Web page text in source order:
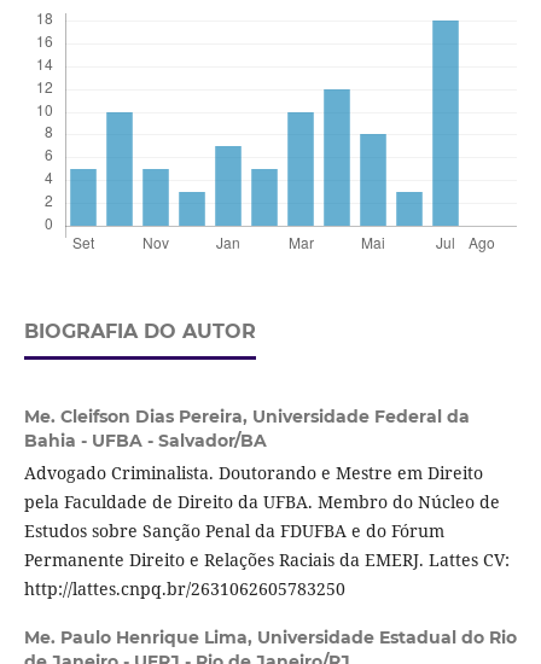
BIOGRAFIA DO AUTOR
Me. Cleifson Dias Pereira, Universidade Federal da
Bahia - UFBA - Salvador/BA
Advogado Criminalista. Doutorando e Mestre em Direito
pela Faculdade de Direito da UFBA. Membro do Núcleo de
Estudos sobre Sanção Penal da FDUFBA e do Fórum
Permanente Direito e Relações Raciais da EMERJ. Lattes CV:
http://lattes.cnpq.br/2631062605783250
Me. Paulo Henrique Lima, Universidade Estadual do Rio